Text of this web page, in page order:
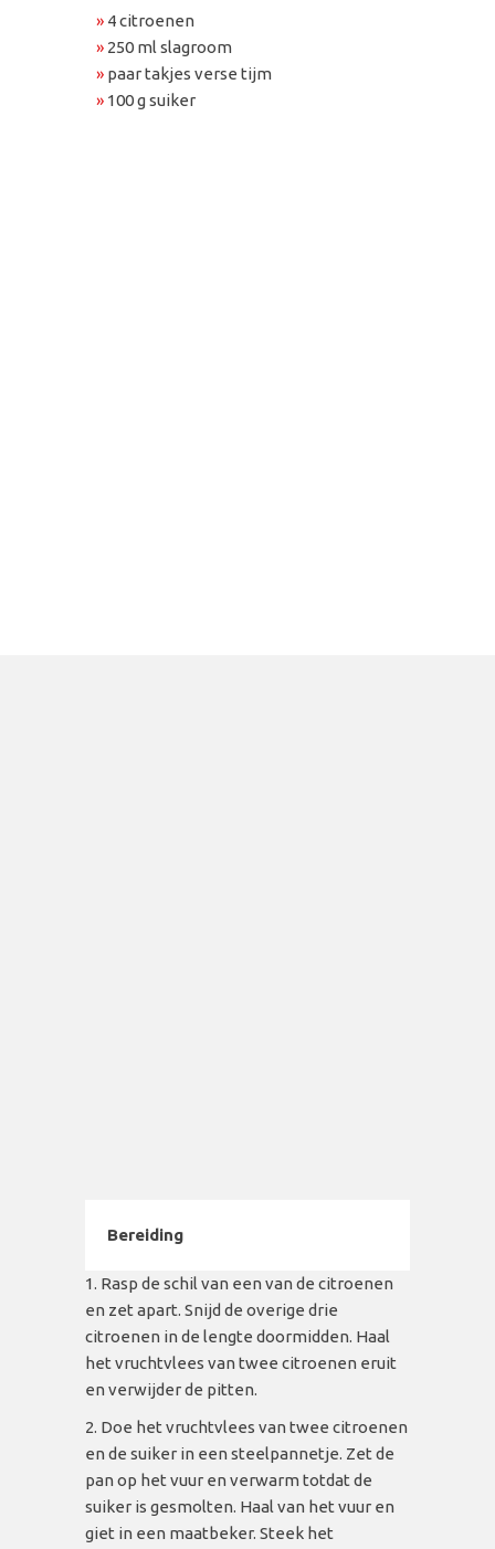
» 4 citroenen
» 250 ml slagroom
» paar takjes verse tijm
» 100 g suiker
Bereiding
Rasp de schil van een van de citroenen
en zet apart. Snijd de overige drie
citroenen in de lengte doormidden. Haal
het vruchtvlees van twee citroenen eruit
en verwijder de pitten.
Doe het vruchtvlees van twee citroenen
en de suiker in een steelpannetje. Zet de
pan op het vuur en verwarm totdat de
suiker is gesmolten. Haal van het vuur en
giet in een maatbeker. Steek het